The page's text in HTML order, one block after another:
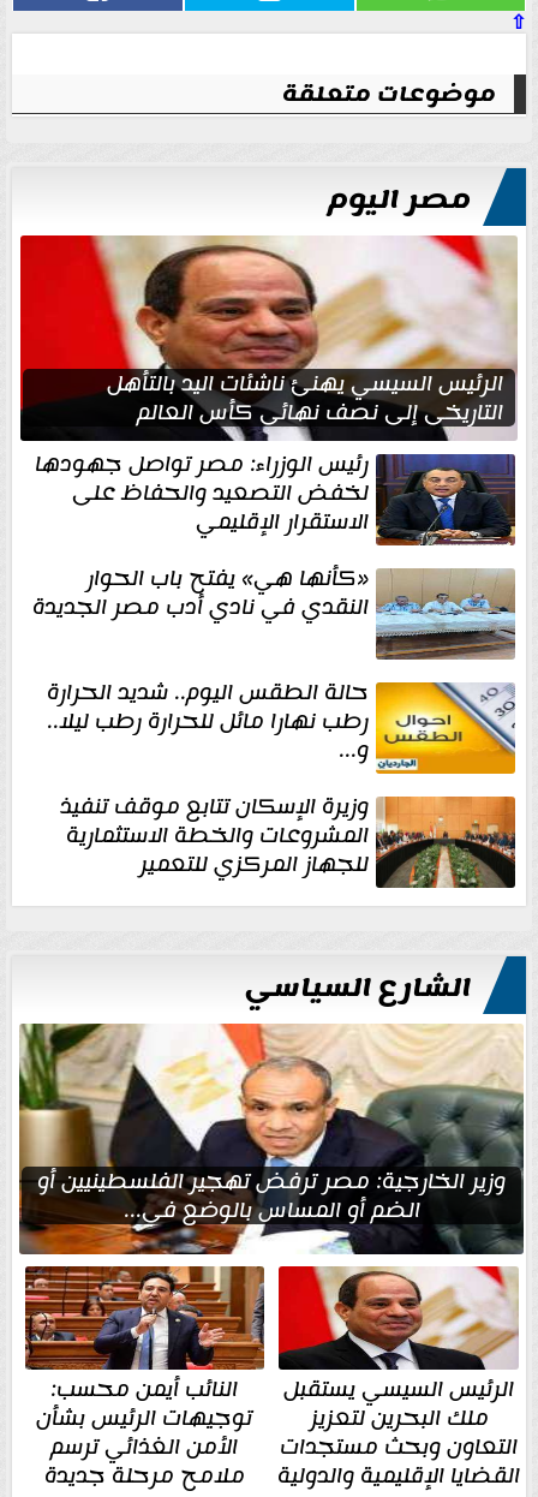
⇧
موضوعات متعلقة
مصر اليوم
الرئيس السيسي يهنئ ناشئات اليد بالتأهل
التاريخي إلى نصف نهائي كأس العالم
رئيس الوزراء: مصر تواصل جهودها
لخفض التصعيد والحفاظ على
الاستقرار الإقليمي
«كأنها هي» يفتح باب الحوار
النقدي في نادي أدب مصر الجديدة
حالة الطقس اليوم.. شديد الحرارة
رطب نهارا مائل للحرارة رطب ليلا..
و...
وزيرة الإسكان تتابع موقف تنفيذ
المشروعات والخطة الاستثمارية
للجهاز المركزي للتعمير
الشارع السياسي
وزير الخارجية: مصر ترفض تهجير الفلسطينيين أو
الضم أو المساس بالوضع في...
الرئيس السيسي يستقبل
ملك البحرين لتعزيز
التعاون وبحث مستجدات
القضايا الإقليمية والدولية
النائب أيمن محسب:
توجيهات الرئيس بشأن
الأمن الغذائي ترسم
ملامح مرحلة جديدة